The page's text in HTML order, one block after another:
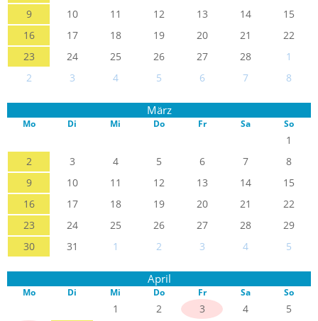
9
10 11 12 13 14
15
16
17 18 19 20 21
22
23
24 25 26 27 28
1
2
3 4 5 6 7 8
März
Mo Di Mi Do Fr Sa So
1
2
3 4 5 6 7
8
9
10 11 12 13 14
15
16
17 18 19 20 21
22
23
24 25 26 27 28
29
30
31 1 2 3 4 5
April
Mo Di Mi Do Fr Sa So
1 2 3 4
5